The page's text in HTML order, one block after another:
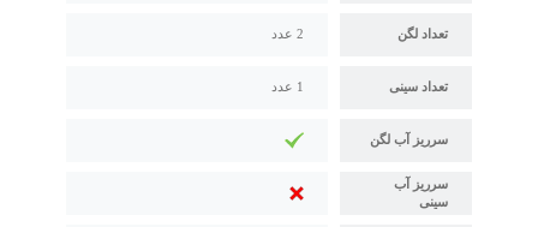
تعداد لگن 2 عدد
تعداد سینی 1 عدد
سرریز آب لگن
سرریز آب
سینی